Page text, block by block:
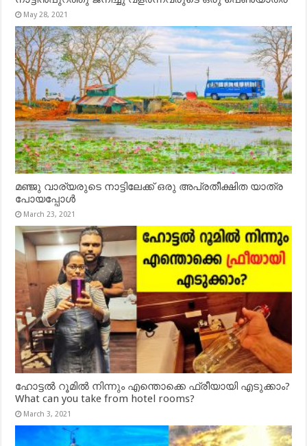
May 28, 2021
മഞ്ജു വാര്യരുടെ നാട്ടിലേക്ക് ഒരു അപ്രതീക്ഷിത യാത്ര
പോയപ്പോൾ
March 23, 2021
ഹോട്ടൽ റൂമിൽ നിന്നും എന്തൊക്കെ ഫ്രീയായി എടുക്കാം?
What can you take from hotel rooms?
March 3, 2021